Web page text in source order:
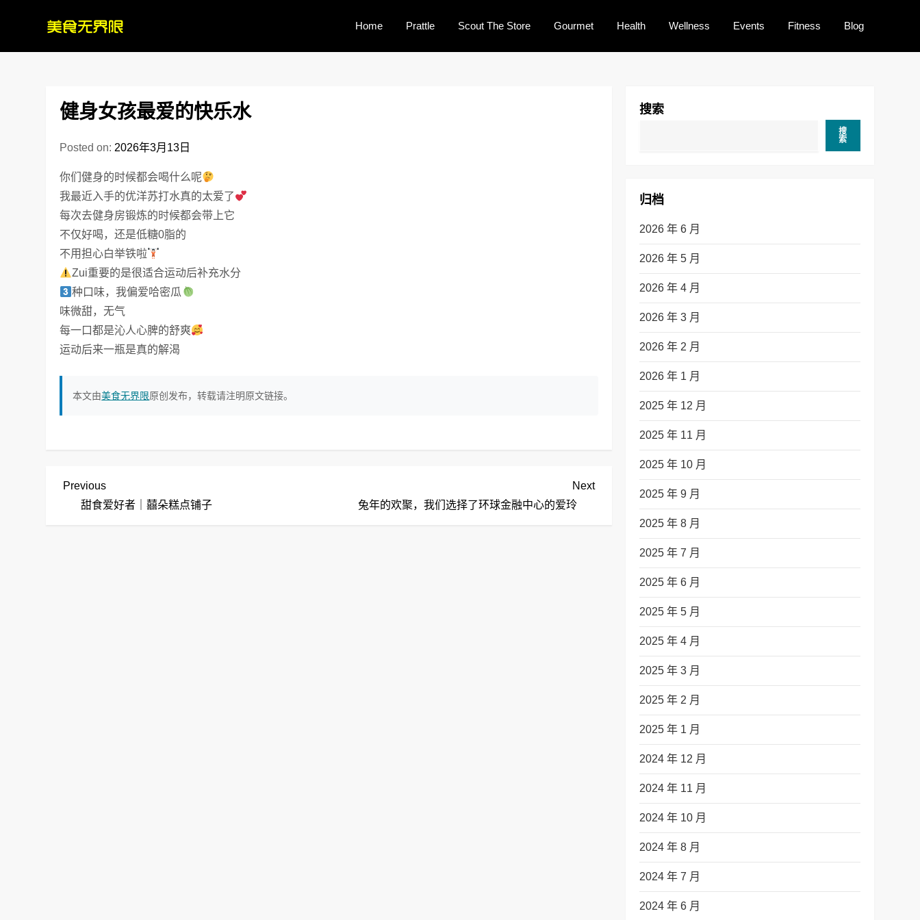
Home Prattle Scout The Store Gourmet Health Wellness Events Fitness Blog
健身女孩最爱的快乐水
Posted on: 2026年3月13日
你们健身的时候都会喝什么呢
我最近入手的优洋苏打水真的太爱了
每次去健身房锻炼的时候都会带上它
不仅好喝，还是低糖0脂的
不用担心白举铁啦
Zui重要的是很适合运动后补充水分
种口味，我偏爱哈密瓜
味微甜，无气
每一口都是沁人心脾的舒爽
运动后来一瓶是真的解渴
本文由美食无界限原创发布，转载请注明原文链接。
文
Previous
Post
Previous
甜食爱好者｜囍朵糕点铺子
Next
Next
兔年的欢聚，我们选择了环球金融中心的爱玲
搜索
搜
索
归档
2026 年 6 月
2026 年 5 月
2026 年 4 月
2026 年 3 月
2026 年 2 月
2026 年 1 月
2025 年 12 月
2025 年 11 月
2025 年 10 月
2025 年 9 月
2025 年 8 月
2025 年 7 月
2025 年 6 月
2025 年 5 月
2025 年 4 月
2025 年 3 月
2025 年 2 月
2025 年 1 月
2024 年 12 月
2024 年 11 月
2024 年 10 月
2024 年 8 月
2024 年 7 月
2024 年 6 月